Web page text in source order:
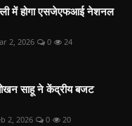
में होगा एसजेएफआई नेशनल
2, 2026 0 24
साहू ने केंद्रीय बजट
2, 2026 0 20